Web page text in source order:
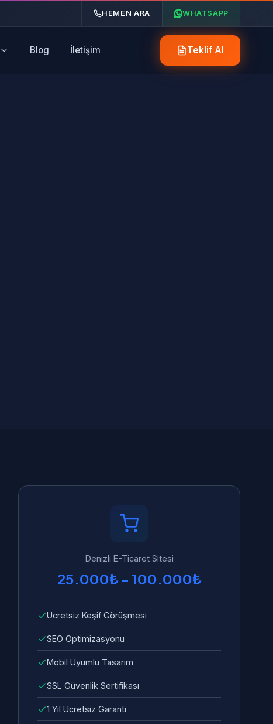
HEMEN ARA WHATSAPP
Blog İletişim Teklif Al
Denizli E-Ticaret Sitesi
25.000₺ - 100.000₺
Ücretsiz Keşif Görüşmesi
SEO Optimizasyonu
Mobil Uyumlu Tasarım
SSL Güvenlik Sertifikası
1 Yıl Ücretsiz Garanti